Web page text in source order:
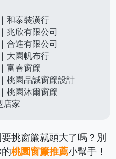
和泰裝潢行
兆欣有限公司
合進有限公司
大園帆布行
富春窗簾
桃園品誠窗簾設計
桃園沐爾窗簾
店家
挑窗簾就頭大了嗎？別
桃園窗簾推薦小幫手！